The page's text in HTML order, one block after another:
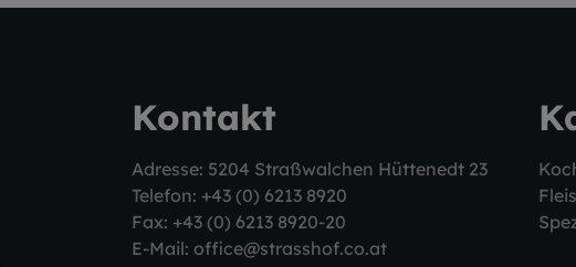
Kontakt
Adresse: 5204 Straßwalchen Hüttenedt 23
Telefon: +43 (0) 6213 8920
Fax: +43 (0) 6213 8920-20
E-Mail: office@strasshof.co.at